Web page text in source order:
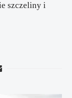
szczeliny i